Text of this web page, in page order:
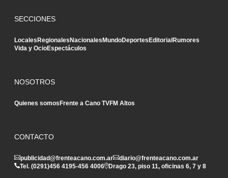
SECCIONES
LocalesRegionalesNacionalesMundoDeportesEditorialRumores
Vida y OcioEspectáculos
NOSOTROS
Quienes somosFrente a Cano TVFM Altos
CONTACTO
publicidad@frenteacano.com.ar
diario@frenteacano.com.ar
Tel. (0291)456 4195-456 4006 Drago 23, piso 11, oficinas 6, 7 y 8